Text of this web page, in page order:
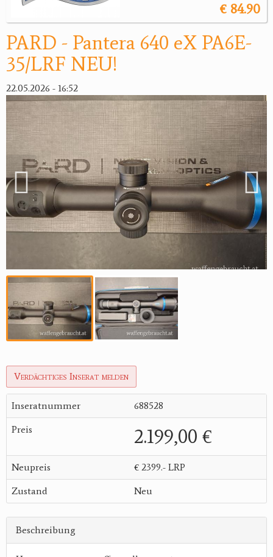
Jagdreviere
Bücher, Videos
Antikes
Geschenke
Reviereinrichtungen
€ 84.90
PARD - Pantera 640 eX PA6E-
35/LRF NEU!
22.05.2026 - 16:52
Verdächtiges Inserat melden
Inseratnummer 688528
Preis 2.199,00 €
Neupreis € 2399.- LRP
Zustand Neu
Beschreibung